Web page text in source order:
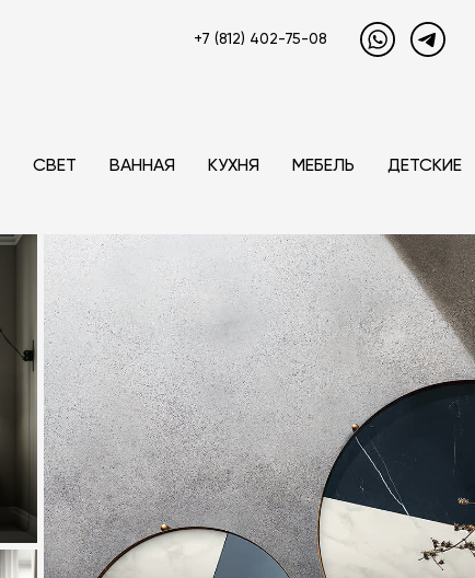
+7 (812) 402-75-08
СВЕТ ВАННАЯ КУХНЯ МЕБЕЛЬ ДЕТСКИЕ